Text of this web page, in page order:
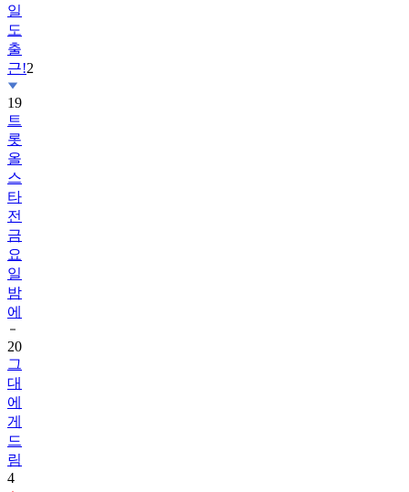
일
도
출
근!2
19
트
롯
올
스
타
전
금
요
일
밤
에
20
그
대
에
게
드
림
4